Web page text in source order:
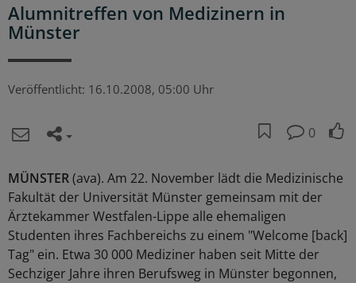
Alumnitreffen von Medizinern in
Münster
Veröffentlicht: 16.10.2008, 05:00 Uhr
0
MÜNSTER(ava). Am 22. November lädt die Medizinische
Fakultät der Universität Münster gemeinsam mit der
Ärztekammer Westfalen-Lippe alle ehemaligen
Studenten ihres Fachbereichs zu einem "Welcome [back]
Tag" ein. Etwa 30 000 Mediziner haben seit Mitte der
Sechziger Jahre ihren Berufsweg in Münster begonnen,